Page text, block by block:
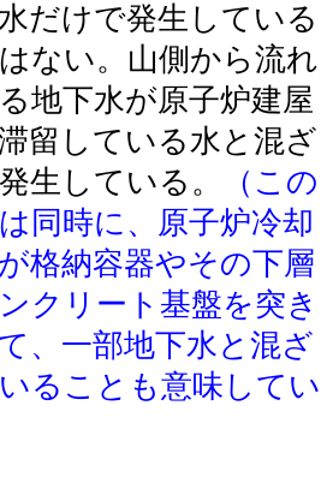
だけで発生している
ない。山側から流れ
地下水が原子炉建屋
留している水と混ざ
生している。
（この
同時に、原子炉冷却
格納容器やその下層
クリート基盤を突き
、一部地下水と混ざ
ることも意味してい